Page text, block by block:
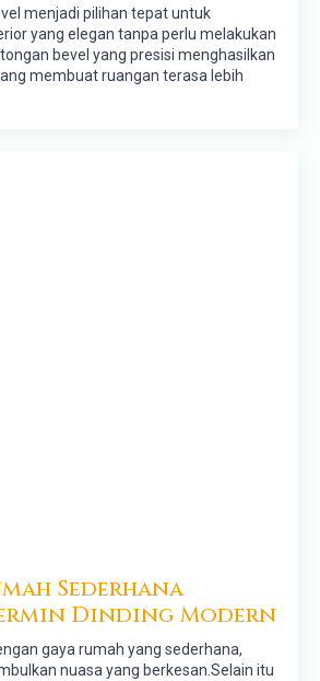
menjadi pilihan tepat untuk
yang elegan tanpa perlu melakukan
bevel yang presisi menghasilkan
membuat ruangan terasa lebih
Sederhana
Dinding Modern
gaya rumah yang sederhana,
nuasa yang berkesan.Selain itu